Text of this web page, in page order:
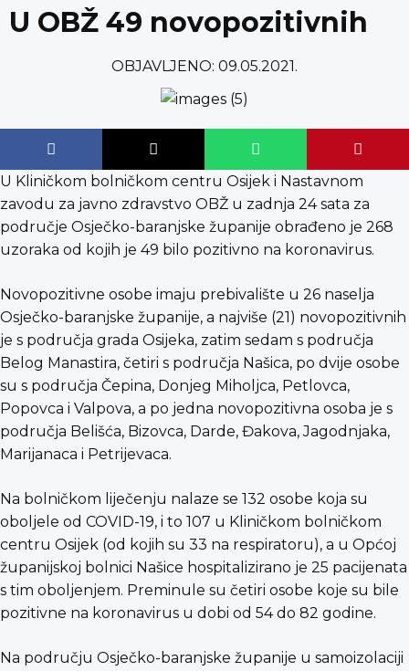
content
U OBŽ 49 novopozitivnih
OBJAVLJENO: 09.05.2021.
U Kliničkom bolničkom centru Osijek i Nastavnom
zavodu za javno zdravstvo OBŽ u zadnja 24 sata za
područje Osječko-baranjske županije obrađeno je 268
uzoraka od kojih je 49 bilo pozitivno na koronavirus.
Novopozitivne osobe imaju prebivalište u 26 naselja
Osječko-baranjske županije, a najviše (21) novopozitivnih
je s područja grada Osijeka, zatim sedam s područja
Belog Manastira, četiri s područja Našica, po dvije osobe
su s područja Čepina, Donjeg Miholjca, Petlovca,
Popovca i Valpova, a po jedna novopozitivna osoba je s
područja Belišća, Bizovca, Darde, Đakova, Jagodnjaka,
Marijanaca i Petrijevaca.
Na bolničkom liječenju nalaze se 132 osobe koja su
oboljele od COVID-19, i to 107 u Kliničkom bolničkom
centru Osijek (od kojih su 33 na respiratoru), a u Općoj
županijskoj bolnici Našice hospitalizirano je 25 pacijenata
s tim oboljenjem. Preminule su četiri osobe koje su bile
pozitivne na koronavirus u dobi od 54 do 82 godine.
Na području Osječko-baranjske županije u samoizolaciji